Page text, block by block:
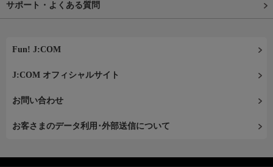
サポート・よくある質問
Fun! J:COM
J:COM オフィシャルサイト
お問い合わせ
お客さまのデータ利用･外部送信について